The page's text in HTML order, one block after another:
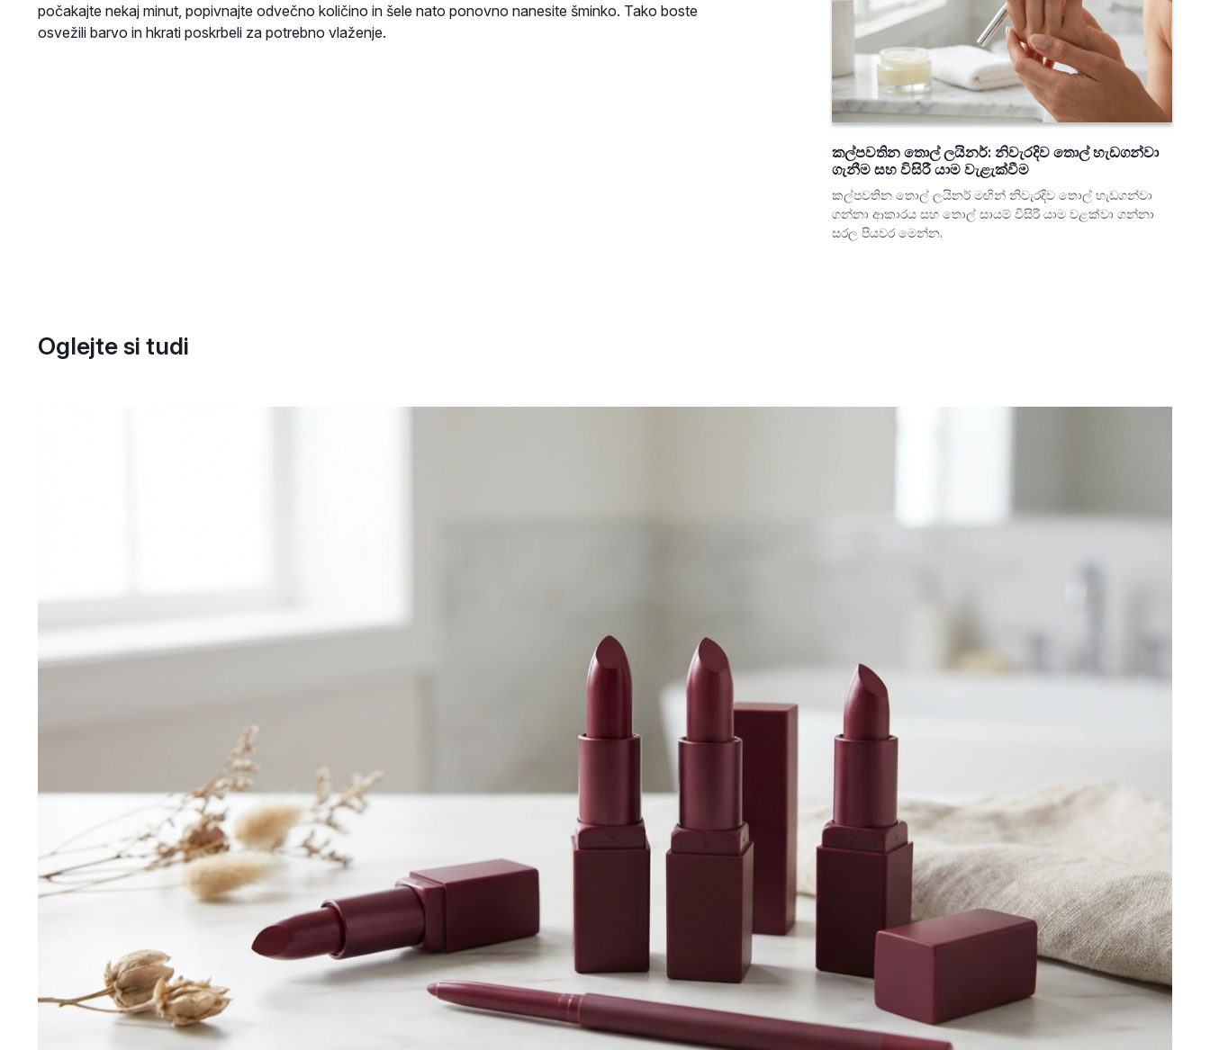
počakajte nekaj minut, popivnajte odvečno količino in šele nato ponovno nanesite šminko. Tako boste
osvežili barvo in hkrati poskrbeli za potrebno vlaženje.
කල්පවතින තොල් ලයිනර්: නිවැරදිව තොල් හැඩගන්වා
ගැනීම සහ විසිරී යාම වැළැක්වීම
කල්පවතින තොල් ලයිනර් මඟින් නිවැරදිව තොල් හැඩගන්වා
ගන්නා ආකාරය සහ තොල් සායම් විසිරී යාම වළක්වා ගන්නා
සරල පියවර මෙන්න.
Oglejte si tudi